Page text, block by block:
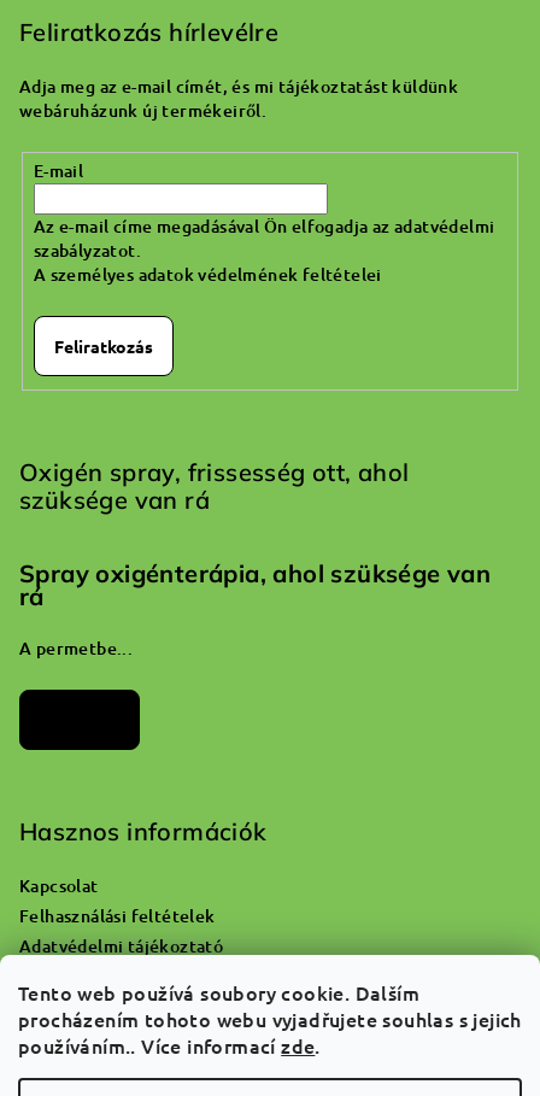
Tento web používá soubory cookie. Dalším
procházením tohoto webu vyjadřujete souhlas s jejich
používáním.. Více informacízde.
Feliratkozás hírlevélre
Adja meg az e-mail címét, és mi tájékoztatást küldünk
webáruházunk új termékeiről.
E-mail
Az e-mail címe megadásával Ön elfogadja az adatvédelmi
szabályzatot.
A személyes adatok védelmének feltételei
Feliratkozás
Oxigén spray, frissesség ott, ahol
szüksége van rá
Spray oxigénterápia, ahol szüksége van
rá
A permetbe...
Hasznos információk
Kapcsolat
Felhasználási feltételek
Adatvédelmi tájékoztató
Reklamáció és áruvisszaküldés
Rólunk